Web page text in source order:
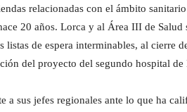
relacionadas con el ámbito
20 años. Lorca y al Área III de Salud
de espera interminables, al cierre
del proyecto del segundo hospital de
a sus jefes regionales ante lo que ha